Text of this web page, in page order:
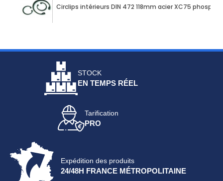
Circlips intérieurs DIN 472 118mm acier XC75
STOCK
EN TEMPS RÉEL
Tarification
PRO
Expédition des produits
24/48H FRANCE MÉTROPOLITAINE